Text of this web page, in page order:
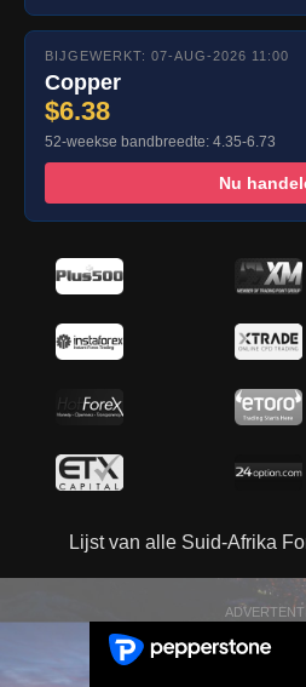
BIJGEWERKT: 07-AUG-2026 11:00
Copper
$6.38
52-weekse bandbreedte: 4.35-6.73
Nu
Lijst van alle Suid-Afrika